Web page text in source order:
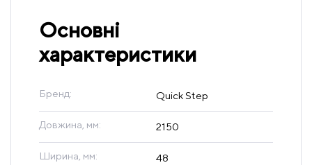
Основні
характеристики
Бренд: Quick Step
Довжина, мм: 2150
Ширина, мм: 48